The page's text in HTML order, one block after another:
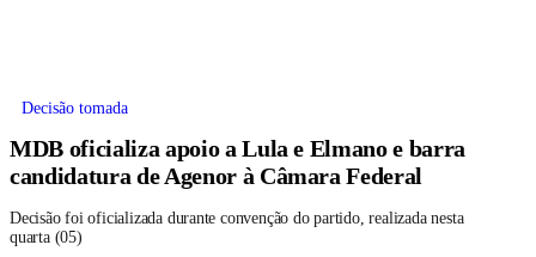
Decisão tomada
MDB oficializa apoio a Lula e Elmano e barra
candidatura de Agenor à Câmara Federal
Decisão foi oficializada durante convenção do partido, realizada nesta
quarta (05)